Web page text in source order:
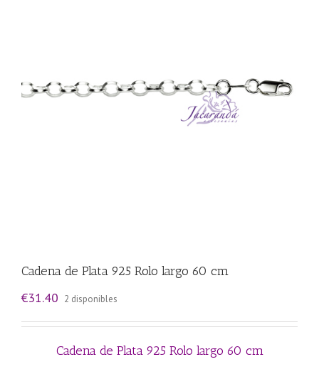
Cadena de Plata 925 Rolo largo 60 cm
€31.40 2 disponibles
Cadena de Plata 925 Rolo largo 60 cm